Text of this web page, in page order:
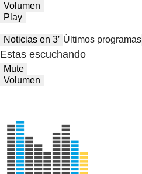
Volumen
Play
Noticias en 3′ Últimos programas
Estas escuchando
Mute
Volumen